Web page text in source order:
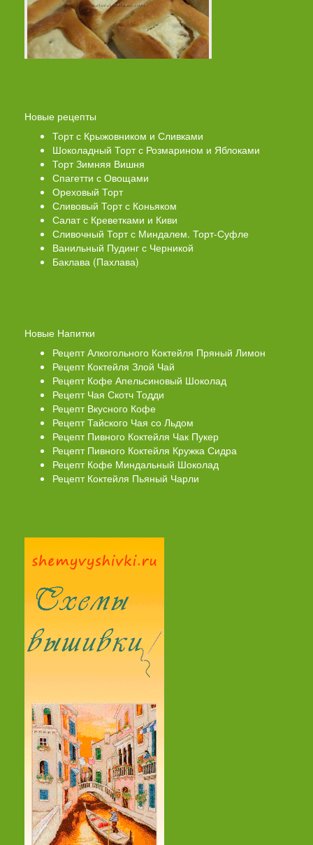
Новые рецепты
Торт с Крыжовником и Сливками
Шоколадный Торт с Розмарином и Яблоками
Торт Зимняя Вишня
Спагетти с Овощами
Ореховый Торт
Сливовый Торт с Коньяком
Салат с Креветками и Киви
Сливочный Торт с Миндалем. Торт-Суфле
Ванильный Пудинг с Черникой
Баклава (Пахлава)
Новые Напитки
Рецепт Алкогольного Коктейля Пряный Лимон
Рецепт Коктейля Злой Чай
Рецепт Кофе Апельсиновый Шоколад
Рецепт Чая Скотч Тодди
Рецепт Вкусного Кофе
Рецепт Тайского Чая со Льдом
Рецепт Пивного Коктейля Чак Пукер
Рецепт Пивного Коктейля Кружка Сидра
Рецепт Кофе Миндальный Шоколад
Рецепт Коктейля Пьяный Чарли